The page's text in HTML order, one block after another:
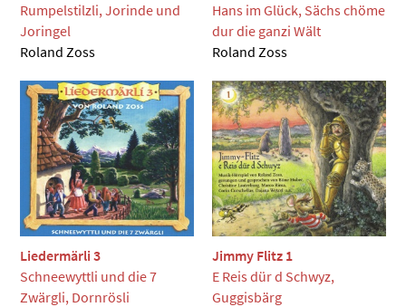
Rumpelstilzli, Jorinde und
Joringel
Roland Zoss
Hans im Glück, Sächs chöme
dur die ganzi Wält
Roland Zoss
Liedermärli 3
Schneewyttli und die 7
Zwärgli, Dornrösli
Jimmy Flitz 1
E Reis dür d Schwyz,
Guggisbärg